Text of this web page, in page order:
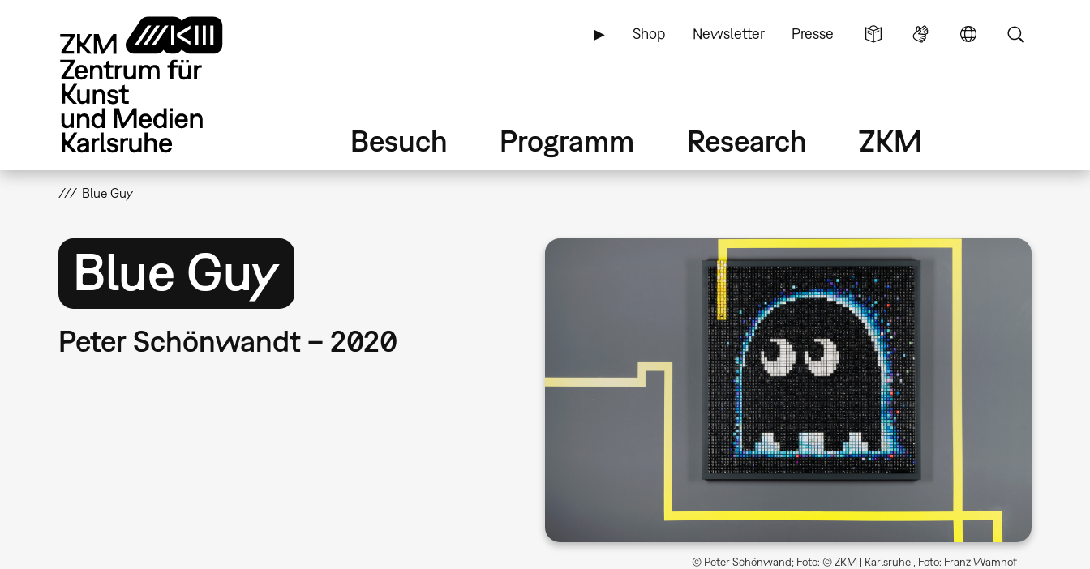
▶ Shop Newsletter Presse
Besuch Programm Research ZKM
Blue Guy
Blue Guy
Peter Schönwandt – 2020
© Peter Schönwand; Foto: © ZKM | Karlsruhe , Foto: Franz Wamhof